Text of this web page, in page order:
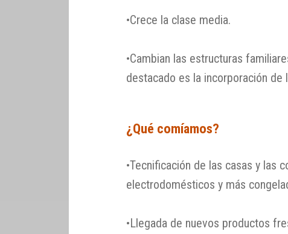
•Crece la clase media.
•Cambian las estructuras
destacado es la incorporación de
¿Qué comíamos?
•Tecnificación de las casas y las
electrodomésticos y más
•Llegada de nuevos productos